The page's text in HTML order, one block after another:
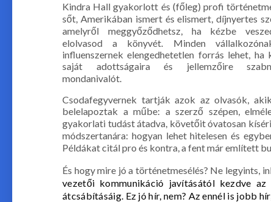
Kindra Hall gyakorlott és (főleg) profi
sőt, Amerikában ismert és elismert, díjnyertes
amelyről meggyőződhetsz, ha kézbe
elolvasod a könyvét. Minden
influenszernek elengedhetetlen forrás lehet, ha
saját adottságaira és jellemzőire
mondanivalót.
Csodafegyvernek tartják azok az olvasók,
belelapoztak a műbe: a szerző szépen,
gyakorlati tudást átadva, követőit óvatosan
módszertanára: hogyan lehet hitelesen és
Példákat citál pro és kontra, a fent már említett
És hogy mire jó a történetmesélés? Ne legyints,
vezetői kommunikáció javításától kezdve
átcsábításáig. Ez jó hír, nem? Az ennél is jobb